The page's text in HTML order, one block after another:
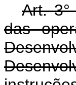
Art. 3°
das